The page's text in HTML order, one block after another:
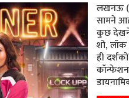
लखनऊ
सामने
कुछ देखने
शो,
ही